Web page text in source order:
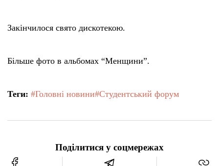
Закінчилося свято дискотекою.
Більше фото в альбомах “Менщини”.
Теги: #Головні новини#Студентський форум
Поділитися у соцмережах